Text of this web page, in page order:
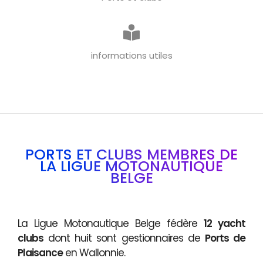
informations utiles
PORTS ET CLUBS MEMBRES DE
LA LIGUE MOTONAUTIQUE
BELGE
La Ligue Motonautique Belge fédère 12 yacht
clubs dont huit sont gestionnaires de Ports de
Plaisanceen Wallonnie.